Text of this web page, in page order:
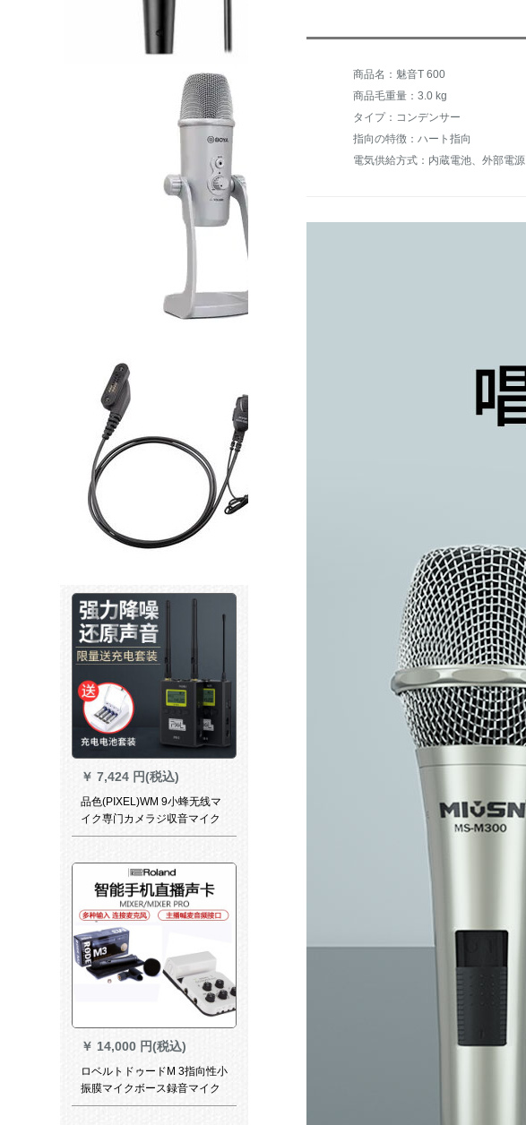
￥ 7,424 円(税込)
品色(PIXEL)WM 9小蜂无线マ
イク専门カメラジ収音マイク
キヤノニコンソニー一眼レフ
￥ 14,000 円(税込)
ロベルトドゥードM 3指向性小
振膜マイクボース録音マイク
音楽器コリックロックロック
商品名：魅音T 600
商品毛重量：3.0 kg
タイプ：コンデンサー
指向の特徴：ハート指向
電気供給方式：内蔵電池、外部電源